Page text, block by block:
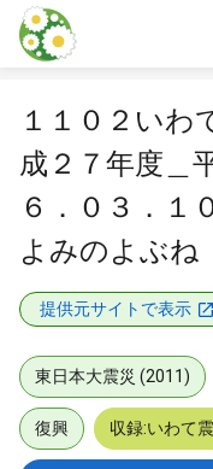
本文に飛ぶ
１１０２いわ
成２７年度＿
６．０３．
よみのよぶね
提供元サイトで表示
東日本大震災 (2011)
復興 収録:いわて